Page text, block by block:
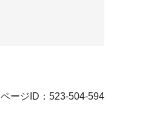
ページID：523-504-594